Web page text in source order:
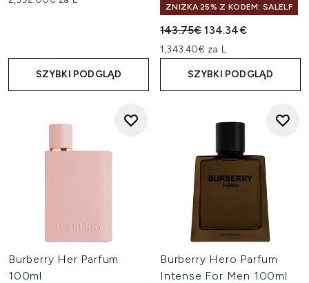
SZYBKI PODGLĄD
ZNIŻKA 25% Z KODEM: SALELF
Sugerowana cena
143.75€Aktualna cena:
134.34€
1,343.40€ za L
SZYBKI PODGLĄD
Burberry Her Parfum
100ml
Burberry Hero Parfum
Intense For Men 100ml